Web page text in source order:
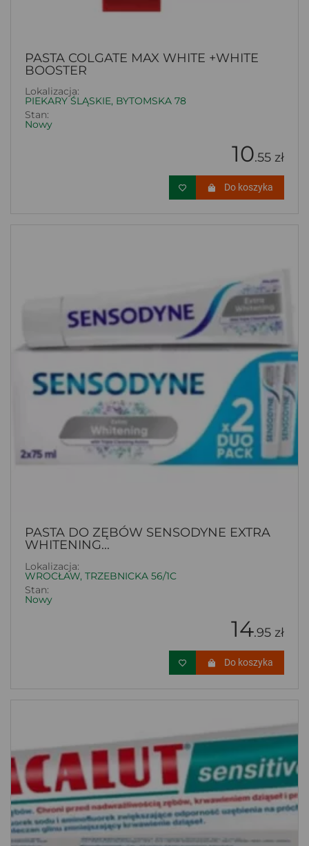
PASTA COLGATE MAX WHITE +WHITE
BOOSTER
Lokalizacja:
PIEKARY ŚLĄSKIE, BYTOMSKA 78
Stan:
Nowy
10.55 zł
Do koszyka
PASTA DO ZĘBÓW SENSODYNE EXTRA
WHITENING...
Lokalizacja:
WROCŁAW, TRZEBNICKA 56/1C
Stan:
Nowy
14.95 zł
Do koszyka